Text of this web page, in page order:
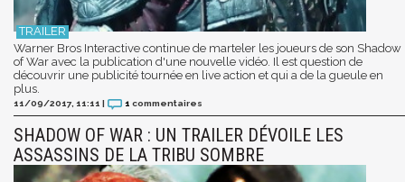
Warner Bros Interactive continue de marteler les joueurs de son Shadow
of War avec la publication d'une nouvelle vidéo. Il est question de
découvrir une publicité tournée en live action et qui a de la gueule en
plus.
11/09/2017, 11:11 | 1 commentaires
SHADOW OF WAR : UN TRAILER DÉVOILE LES
ASSASSINS DE LA TRIBU SOMBRE